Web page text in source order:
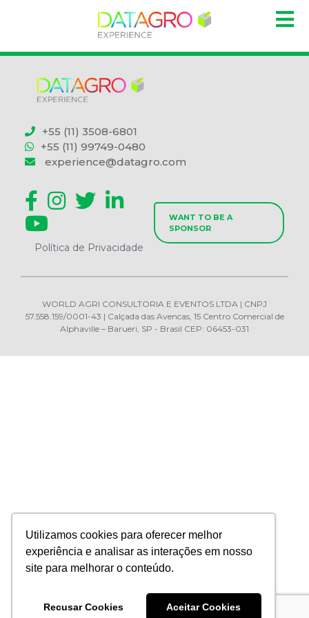
Utilizamos cookies para oferecer melhor
experiência e analisar as interações em nosso
site para melhorar o conteúdo.
Recusar Cookies Aceitar Cookies
+55 (11) 3508-6801
+55 (11) 99749-0480
experience@datagro.com
Política de Privacidade
WANT TO BE A
SPONSOR
WORLD AGRI CONSULTORIA E EVENTOS LTDA | CNPJ
57.558.159/0001-43 | Calçada das Avencas, 15 Centro Comercial de
Alphaville – Barueri, SP - Brasil CEP: 06453-031